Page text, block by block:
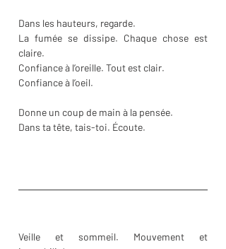
Dans les hauteurs, regarde.
La fumée se dissipe. Chaque chose est
claire.
Confiance à l’oreille. Tout est clair.
Confiance à l’oeil.
Donne un coup de main à la pensée.
Dans ta tête, tais-toi. Écoute.
Veille et sommeil. Mouvement et